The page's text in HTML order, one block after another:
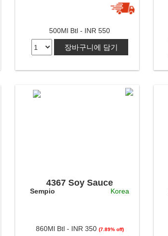
500Ml Btl - INR 550
장바구니에 담기
4367 Soy Sauce
Sempio Korea
860Ml Btl - INR 350 (7.89% off)